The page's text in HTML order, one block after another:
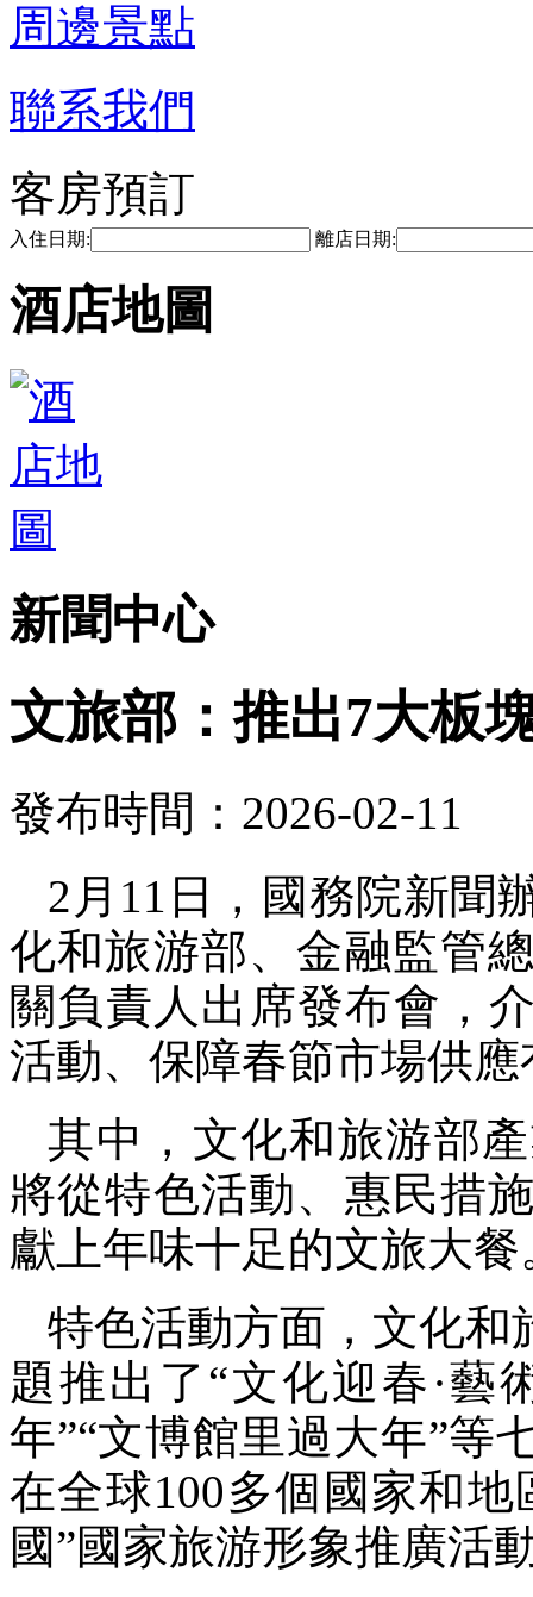
周邊景點
聯系我們
客房預訂
入住日期: 離店日期:
酒店地圖
新聞中心
文旅部：推出7大板
發布時間：2026-02-11
2月11日，國務院新聞
化和旅游部、金融監管
關負責人出席發布會，
活動、保障春節市場供
其中，文化和旅游部
將從特色活動、惠民措
獻上年味十足的文旅大餐
特色活動方面，文化和
題推出了“文化迎春·藝
年”“文博館里過大年”等
在全球100多個國家和
國”國家旅游形象推廣活